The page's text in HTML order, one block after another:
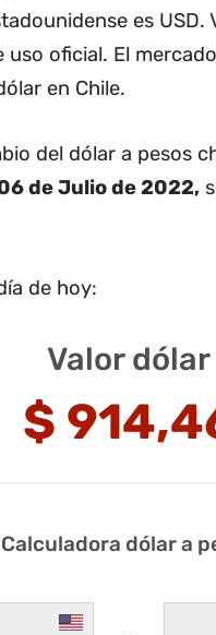
es USD.
oficial. El
en Chile.
del dólar a pesos
de Julio de 2022,
de hoy:
Valor dólar
$
Calculadora dólar a